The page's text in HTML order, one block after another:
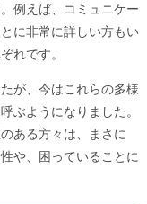
例えば、コミュニケー
に非常に詳しい方もい
れです。
が、今はこれらの多様
ぶようになりました。
ある方々は、まさに
や、困っていることに